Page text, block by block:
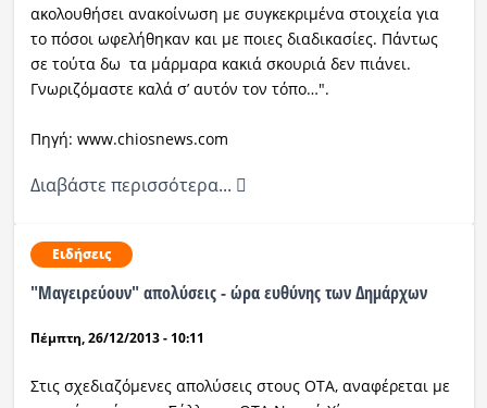
ακολουθήσει ανακοίνωση με συγκεκριμένα στοιχεία για
το πόσοι ωφελήθηκαν και με ποιες διαδικασίες. Πάντως
σε τούτα δω τα μάρμαρα κακιά σκουριά δεν πιάνει.
Γνωριζόμαστε καλά σ’ αυτόν τον τόπο…".
Πηγή: www.chiosnews.com
Διαβάστε περισσότερα...
Ειδήσεις
"Mαγειρεύουν" απολύσεις - ώρα ευθύνης των Δημάρχων
Πέμπτη, 26/12/2013 - 10:11
Στις σχεδιαζόμενες απολύσεις στους ΟΤΑ, αναφέρεται με